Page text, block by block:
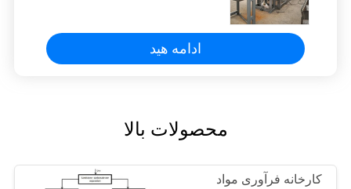
ادامه هید
محصولات بالا
کارخانه فرآوری مواد